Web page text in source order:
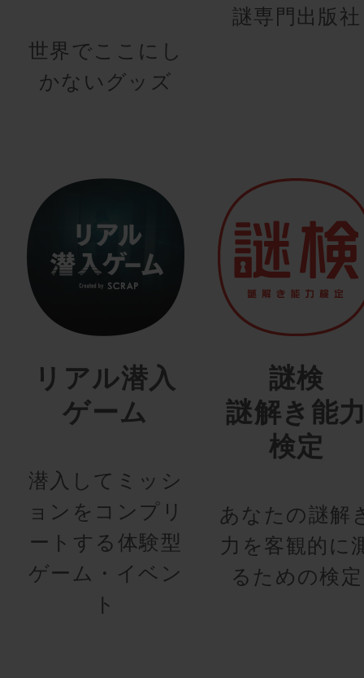
世界でここにし
かないグッズ
謎専門出版社
リアル潜入
ゲーム
潜入してミッシ
ョンをコンプリ
ートする体験型
ゲーム・イベン
ト
謎検
謎解き能
検定
あなたの謎解
力を客観的に
るための検定